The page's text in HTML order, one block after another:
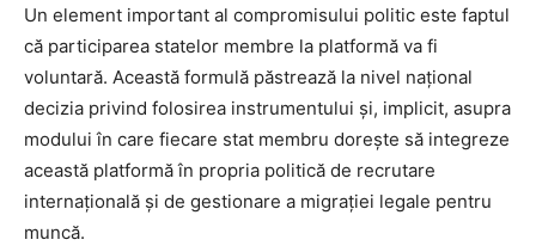
Un element important al compromisului politic este faptul
că participarea statelor membre la platformă va fi
voluntară. Această formulă păstrează la nivel național
decizia privind folosirea instrumentului și, implicit, asupra
modului în care fiecare stat membru dorește să integreze
această platformă în propria politică de recrutare
internațională și de gestionare a migrației legale pentru
muncă.